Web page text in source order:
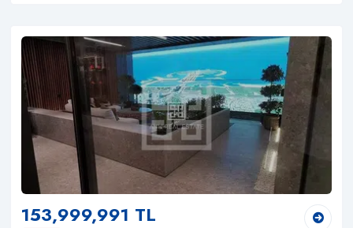
153,999,991 TL